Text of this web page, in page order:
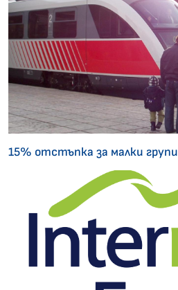
15% отстъпка за малки групи